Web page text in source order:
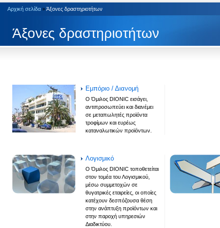
Αρχική σελίδα »Άξονες δραστηριοτήτων
Άξονες δραστηριοτήτων
Εμπόριο / Διανομή
Ο Όμιλος DIONIC εισάγει,
αντιπροσωπεύει και διανέμει
σε μεταπωλητές προϊόντα
τροφίμων και ευρέως
καταναλωτικών προϊόντων.
Λογισμικό
O Όμιλος DIONIC τοποθετείται
στον τομέα του Λογισμικού,
μέσω συμμετοχών σε
θυγατρικές εταιρείες, οι οποίες
κατέχουν δεσπόζουσα θέση
στην ανάπτυξη προϊόντων και
στην παροχή υπηρεσιών
Διαδικτύου.